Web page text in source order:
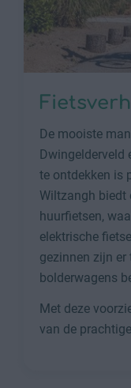
De mooiste
Dwingelderveld
te ontdekken is
Wiltzangh biedt
huurfietsen,
elektrische
gezinnen zijn
bolderwagens
Met deze
van de